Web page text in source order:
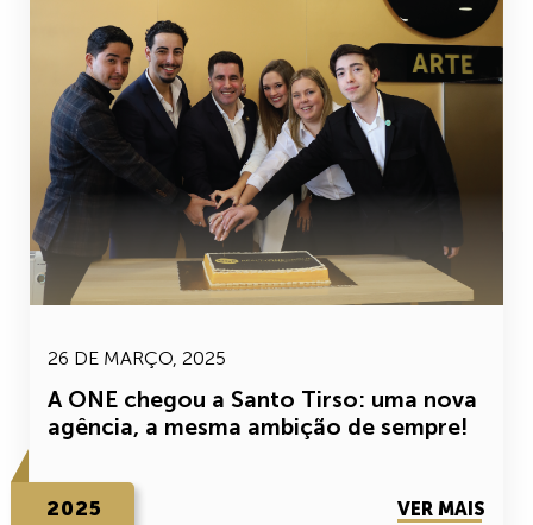
26 DE MARÇO, 2025
A ONE chegou a Santo Tirso: uma nova
agência, a mesma ambição de sempre!
2025 VER MAIS